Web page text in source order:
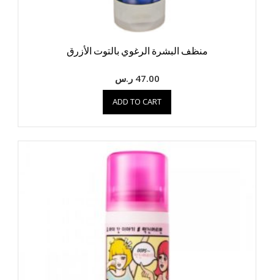
منظف البشرة الرغوي بالتوت الأزرق
47.00 ر.س
ADD TO CART